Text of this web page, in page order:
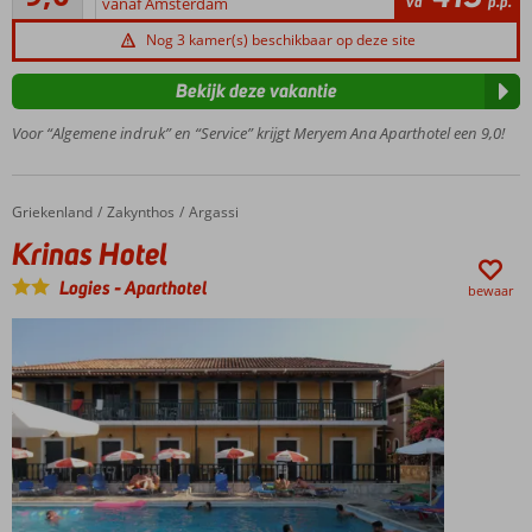
vakantieganger
Onlangs
gerenoveerd
Goede
prijs-/kwaliteitverhouding
mogelijk
beoordelingen
Nog 3 kamer(s) beschikbaar op deze site
Voor “Algemene indruk” en “Service” krijgt Meryem Ana Aparthotel een 9,0!
Bekijk deze vakantie
Home
Griekenland Zakynthos Argassi
Krinas Hotel
Krinas Hotel
Logies-Aparthotel bewaar